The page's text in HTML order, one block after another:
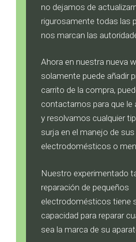
no dejamos de
rigurosamente todas las
nos marcan las
Ahora en nuestra nueva
solamente puede añadir
carrito de la compra,
contactarnos para que le
y resolvamos cualquier
surja en el manejo de
electrodomésticos o
Nuestro experimentado
reparación de pequeños
electrodomésticos tiene
capacidad para reparar
sea la marca de su